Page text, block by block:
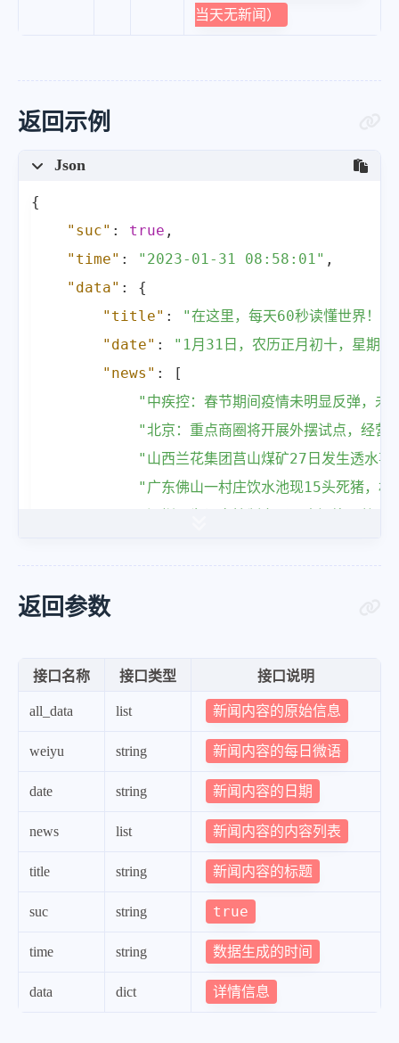
当天无新闻）
返回示例
Json
{
"suc" : true ,
"time" : "2023-01-31 08:58:01" ,
"data" :
{
"title" : "在这里，每天60秒读懂世界！"
"date" :
"1月31日，农历正月初十，星期
"news" :
[
"中疾控：春节期间疫情未明显反弹，未
"北京：重点商圈将开展外摆试点，经营
"山西兰花集团莒山煤矿27日发生透水
"广东佛山一村庄饮水池现15头死猪，
"30日下午，日本福井县高滨核电站4号
"美国务卿布林肯：不排除用军事手段
"英媒：由于生活成本创新高，英国50
"伊朗外交部传唤乌克兰驻伊代办：此前
,
"【微语】只要你的心是晴的，
"all_data"
"在这里，每天60秒读懂世界！",
"1、中疾控：春节期间疫情未明显反弹，未
返回参数
接口名称 接口类型 接口说明
all_data list 新闻内容的原始信息
weiyu string 新闻内容的每日微语
date string 新闻内容的日期
news list 新闻内容的内容列表
title string 新闻内容的标题
suc string true
time string 数据生成的时间
data dict 详情信息